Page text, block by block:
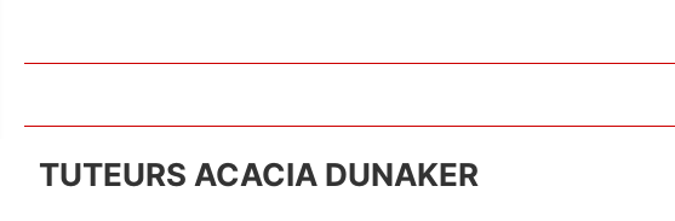
TUTEURS ACACIA DUNAKER